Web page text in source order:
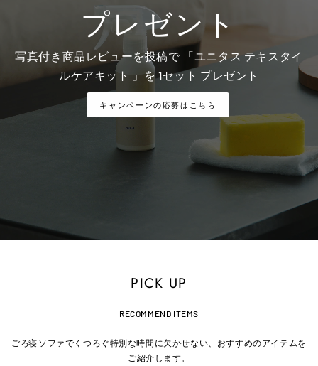
プレゼント
写真付き商品レビューを投稿で 「ユニタス テキスタイ
ルケアキット 」を 1セット プレゼント
キャンペーンの応募はこちら
PICK UP
RECOMMEND ITEMS
ごろ寝ソファでくつろぐ特別な時間に欠かせない、おすすめのアイテムを
ご紹介します。